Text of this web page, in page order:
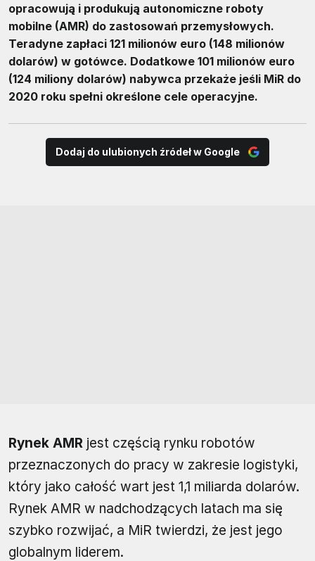
opracowują i produkują autonomiczne roboty
mobilne (AMR) do zastosowań przemysłowych.
Teradyne zapłaci 121 milionów euro (148 milionów
dolarów) w gotówce. Dodatkowe 101 milionów euro
(124 miliony dolarów) nabywca przekaże jeśli MiR do
2020 roku spełni określone cele operacyjne.
Dodaj do ulubionych źródeł w Google
Rynek AMR jest częścią rynku robotów
przeznaczonych do pracy w zakresie logistyki,
który jako całość wart jest 1,1 miliarda dolarów.
Rynek AMR w nadchodzących latach ma się
szybko rozwijać, a MiR twierdzi, że jest jego
globalnym liderem.